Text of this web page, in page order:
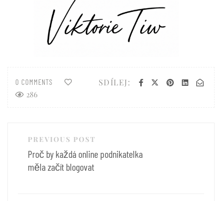
SDÍLEJ:
0 COMMENTS
286
příspěvek
PREVIOUS POST
Proč by každá online podnikatelka
měla začít blogovat